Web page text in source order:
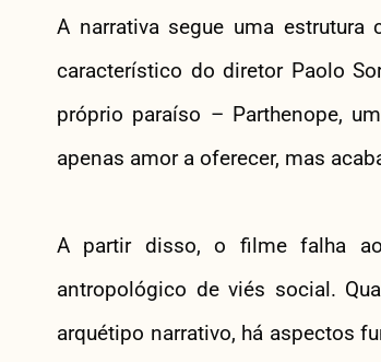
A narrativa segue uma
característico do diretor Paolo
próprio paraíso – Parthenope,
apenas amor a oferecer, mas
A partir disso, o filme falha
antropológico de viés social.
arquétipo narrativo, há aspectos